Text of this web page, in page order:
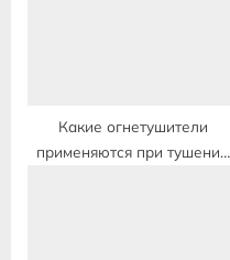
Какие огнетушители
применяются при тушении